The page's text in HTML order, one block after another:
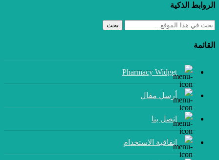
الروابط الذكية
بحث
القائمة
Pharmacy Widget
أرسل مقال
إتصل بنا
اتفاقية الاستخدام